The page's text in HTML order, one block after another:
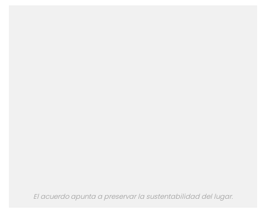
El acuerdo apunta a preservar la sustentabilidad del lugar.